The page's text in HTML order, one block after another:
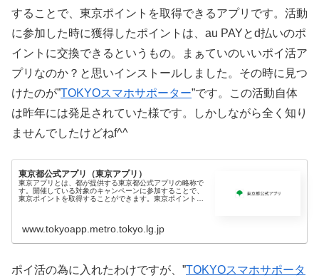
することで、東京ポイントを取得できるアプリです。活動
に参加した時に獲得したポイントは、au PAYとd払いのポ
イントに交換できるというもの。まぁていのいいポイ活ア
プリなのか？と思いインストールしました。その時に見つ
けたのが”TOKYOスマホサポーター”です。この活動自体
は昨年には発足されていた様です。しかしながら全く知り
ませんでしたけどねf^^
東京都公式アプリ（東京アプリ）
東京アプリとは、都が提供する東京都公式アプリの略称で
す。開催している対象のキャンペーンに参加することで、
東京ポイントを取得することができます。東京ポイント
www.tokyoapp.metro.tokyo.lg.jp
ポイ活の為に入れたわけですが、”TOKYOスマホサポータ